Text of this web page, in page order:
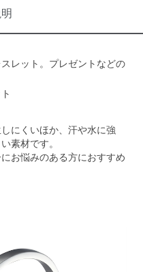
レット。プレゼントなどの
にくいほか、汗や水に強
素材です。
お悩みのある方におすすめ